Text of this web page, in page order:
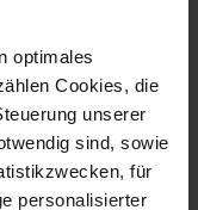
optimales
Cookies, die
unserer
sind, sowie
für
personalisierter
USB-C Port
parallel